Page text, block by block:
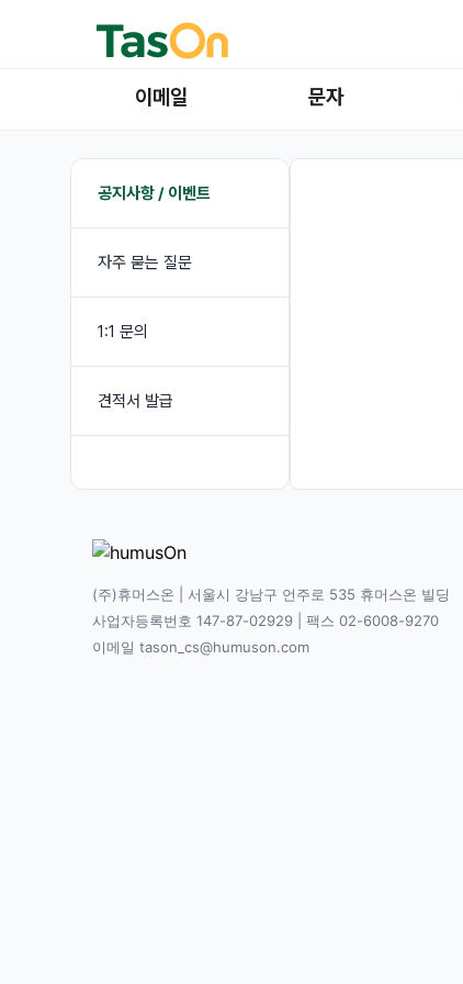
이메일 문자
공지사항 / 이벤트
자주 묻는 질문
1:1 문의
견적서 발급
(주)휴머스온 | 서울시 강남구 언주로 535 휴머스온 빌딩
사업자등록번호 147-87-02929 | 팩스 02-6008-9270
이메일 tason_cs@humuson.com